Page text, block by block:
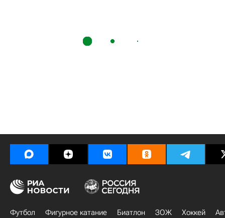
Футбол Фигурное катание Биатлон ЗОЖ Хоккей